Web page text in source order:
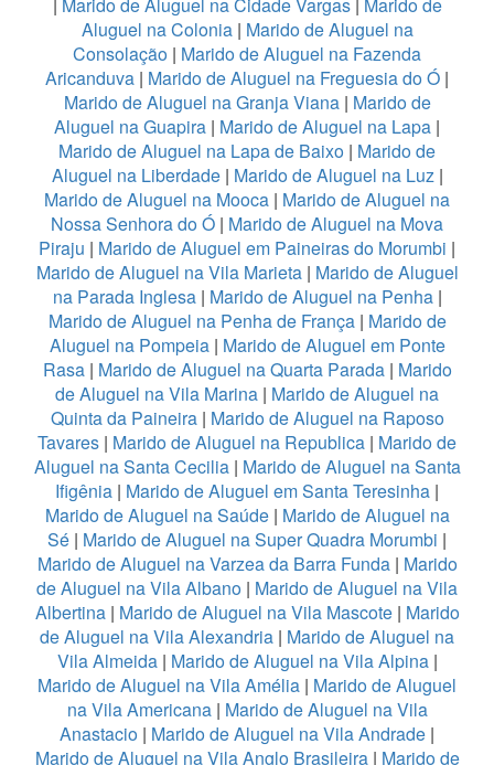
Aluguel na Colonia| Marido de Aluguel na
Consolação | Marido de Aluguel na Fazenda
Aricanduva | Marido de Aluguel na Freguesia do Ó |
Marido de Aluguel na Granja Viana| Marido de
Aluguel na Guapira | Marido de Aluguel na Lapa |
Marido de Aluguel na Lapa de Baixo | Marido de
Aluguel na Liberdade | Marido de Aluguel na Luz|
Marido de Aluguel na Mooca | Marido de Aluguel na
Nossa Senhora do Ó | Marido de Aluguel na Mova
Piraju | Marido de Aluguel em Paineiras do Morumbi |
Marido de Aluguel na Vila Marieta| Marido de Aluguel
na Parada Inglesa | Marido de Aluguel na Penha|
Marido de Aluguel na Penha de França | Marido de
Aluguel na Pompeia| Marido de Aluguel em Ponte
Rasa| Marido de Aluguel na Quarta Parada| Marido
de Aluguel na Vila Marina | Marido de Aluguel na
Quinta da Paineira| Marido de Aluguel na Raposo
Tavares | Marido de Aluguel na Republica | Marido de
Aluguel na Santa Cecilia| Marido de Aluguel na Santa
Ifigênia | Marido de Aluguel em Santa Teresinha |
Marido de Aluguel na Saúde| Marido de Aluguel na
Sé | Marido de Aluguel na Super Quadra Morumbi |
Marido de Aluguel na Varzea da Barra Funda| Marido
de Aluguel na Vila Albano | Marido de Aluguel na Vila
Albertina| Marido de Aluguel na Vila Mascote| Marido
de Aluguel na Vila Alexandria | Marido de Aluguel na
Vila Almeida | Marido de Aluguel na Vila Alpina |
Marido de Aluguel na Vila Amélia | Marido de Aluguel
na Vila Americana| Marido de Aluguel na Vila
Anastacio | Marido de Aluguel na Vila Andrade |
Marido de Aluguel na Vila Anglo Brasileira| Marido de